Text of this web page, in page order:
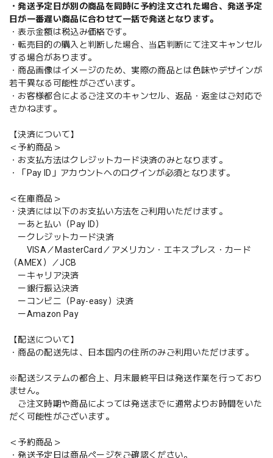
・発送予定日が別の商品を同時に予約注文された場合、発送予定
日が一番遅い商品に合わせて一括で発送となります。
・表示金額は税込み価格です。
・転売目的の購入と判断した場合、当店判断にて注文キャンセル
する場合があります。
・商品画像はイメージのため、実際の商品とは色味やデザインが
若干異なる可能性がございます。
・お客様都合によるご注文のキャンセル、返品・返金はご対応で
きかねます。
【決済について】
＜予約商品＞
・お支払方法はクレジットカード決済のみとなります。
・「Pay ID」アカウントへのログインが必須となります。
＜在庫商品＞
・決済には以下のお支払い方法をご利用いただけます。
ーあと払い（Pay ID）
ークレジットカード決済
VISA／MasterCard／アメリカン・エキスプレス・カード
（AMEX）／JCB
ーキャリア決済
ー銀行振込決済
ーコンビニ（Pay-easy）決済
ーAmazon Pay
【配送について】
・商品の配送先は、日本国内の住所のみご利用いただけます。
※配送システムの都合上、月末最終平日は発送作業を行っており
ません。
ご注文時期や商品によっては発送までに通常よりお時間をいた
だく可能性がございます。
＜予約商品＞
・発送予定日は商品ページをご確認ください。